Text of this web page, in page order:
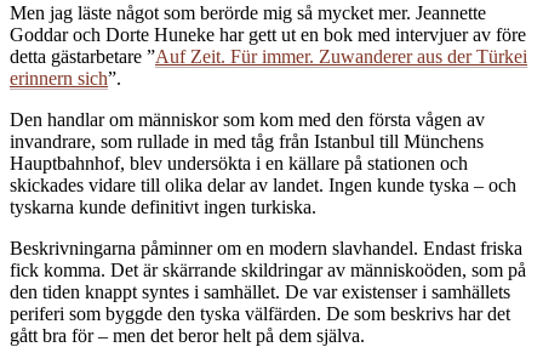
Men jag läste något som berörde mig så mycket mer. Jeannette
Goddar och Dorte Huneke har gett ut en bok med intervjuer av före
detta gästarbetare ”Auf Zeit. Für immer. Zuwanderer aus der Türkei
erinnern sich”.
Den handlar om människor som kom med den första vågen av
invandrare, som rullade in med tåg från Istanbul till Münchens
Hauptbahnhof, blev undersökta i en källare på stationen och
skickades vidare till olika delar av landet. Ingen kunde tyska – och
tyskarna kunde definitivt ingen turkiska.
Beskrivningarna påminner om en modern slavhandel. Endast friska
fick komma. Det är skärrande skildringar av människoöden, som på
den tiden knappt syntes i samhället. De var existenser i samhällets
periferi som byggde den tyska välfärden. De som beskrivs har det
gått bra för – men det beror helt på dem själva.